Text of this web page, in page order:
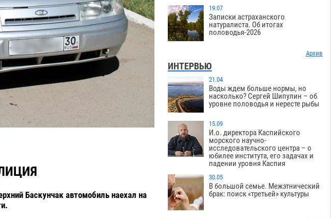
Баскунчак автомобиль наехал на
19.07
Записки астраханского
натуралиста. Об итогах
половодья-2026
Архив
ИНТЕРВЬЮ
21.04
Воды ждем больше нормы, но
насколько? Сергей Шипулин – об
уровне половодья и нересте рыбы
15.09
И.о. директора Каспийского
морского научно-
исследовательского центра – о
юбилее института, его задачах и
падении уровня Каспия
30.05
В большой семье. Межэтнический
брак: поиск «третьей» культуры